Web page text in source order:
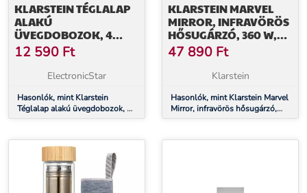
KLARSTEIN TÉGLALAP
ALAKÚ
ÜVEGDOBOZOK, 4
DARABOS KÉSZLET,
1520 ML, 1040 ML, 640
ML, 370 ML, FEDÉLLEL
12 590 Ft
ElectronicStar
Hasonlók, mint Klarstein
Téglalap alakú üvegdobozok, 4
darabos készlet, 1520 ml, 1040
KLARSTEIN MARVEL
MIRROR, INFRAVÖRÖS
HŐSUGÁRZÓ, 360 W,
HETI IDŐZÍTŐ, IP20,
TÉGLALAP ALAKÚ
47 890 Ft
Klarstein
Hasonlók, mint Klarstein Marvel
Mirror, infravörös hősugárzó,
360 W, heti időzítő, IP20,